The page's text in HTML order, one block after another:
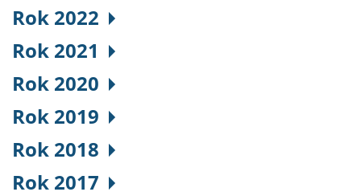
Rok 2022
Rok 2021
Rok 2020
Rok 2019
Rok 2018
Rok 2017